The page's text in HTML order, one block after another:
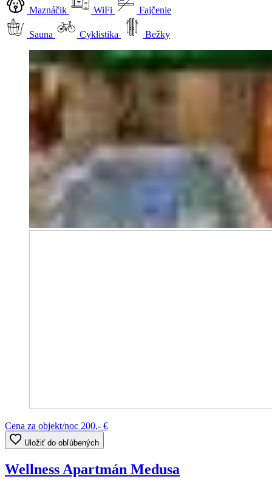
Maznáčik WiFi Fajčenie
Sauna Cyklistika Bežky
Cena za objekt/noc 200,- €
Uložiť do obľúbených
Wellness Apartmán Medusa